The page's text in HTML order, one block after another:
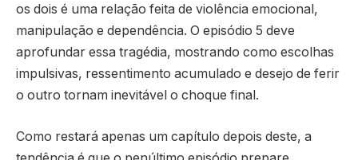
os dois é uma relação feita de violência emocional,
manipulação e dependência. O episódio 5 deve
aprofundar essa tragédia, mostrando como escolhas
impulsivas, ressentimento acumulado e desejo de ferir
o outro tornam inevitável o choque final.
Como restará apenas um capítulo depois deste, a